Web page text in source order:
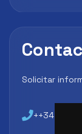
Solicitar
++34 648